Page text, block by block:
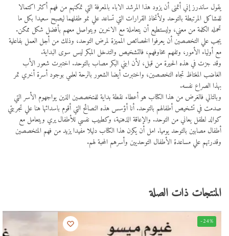
يقول ساندرز إني أتمنى أن يزود هذا المرشد الاباء بالمعرفة التي تمكنهم من فهم أكثر اكتمالا
للمشاكل المرتبطة بالتوحد ولأتخاذ القرارات التي تساعد علي نمو طفلهما ليصبح سعيدا بكل ما
تحمله الكلمة من معني، وليستطيع أن يتعاملة مع الاخرين ويتواصل معهم بأفضل شكل ممكن.
يجب علي التخصصين أن يعرفوا الخصائص المميزة لمرض التوحد، وذلك من أجل العمل بفاعلية
مع أولياء الأمور، وتفهم مخاوفهم، فالتشخيص والتدخل المبكر ليس سوى البداية.
وقد جزت في هذه الحيرة من قبل، لأن ابني البكر مصاب بالتوحد. اختبرت شعور الأب
الغاضب المغتاظ تجاه التخصصين، واختبرت أيضا الشعور بالرحة لعلمي بوجود أسرة أخري تمر
بهذا الصراع نفسه.
وبالتالي فالغرض من هذا الكتاب هو أعطاء نقطة بداية للمتخصصين الذين يواجهوم الأسر التي
صدمت في تشخيص أطفالهم بالتوحد. أنا أؤسس هذه النصائح التي أقوم باسدائها هنا علي تجربتي
كوالد لطفل يعاني من التوحد. والإعاقة الذهنية، وكطبيب نفسي للأطفال يري ويتعامل مع
أطفال مصابين بالتوحد يوميا. امل أن يكزن هذا الكتاب دليلا مفيدا يزيد من فهم المتخصصين
وقدرتهم علي مساعدة الأطفال التوحديين وأسرهم المحبة لهم.
المنتجات ذات الصلة
-24%